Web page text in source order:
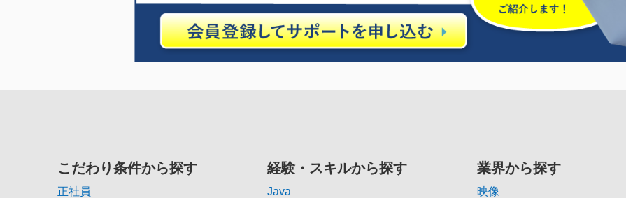
こだわり条件から探す
正社員
経験・スキルから探す
Java
業界から探す
映像